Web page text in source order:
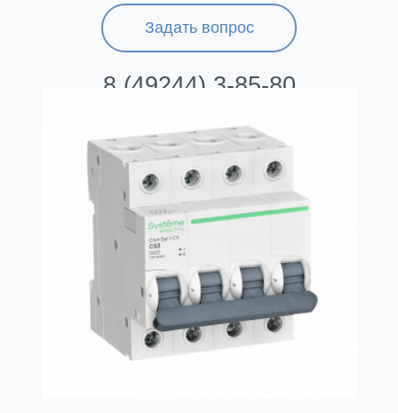
Задать вопрос
8 (49244) 3-85-80